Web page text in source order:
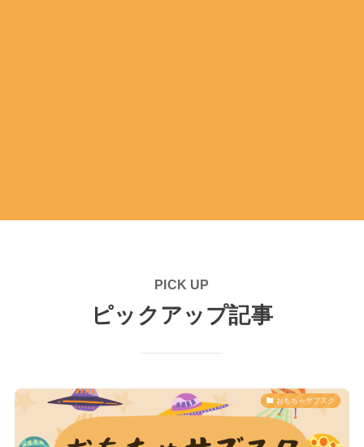
PICK UP
ピックアップ記事
おもちゃサブスク